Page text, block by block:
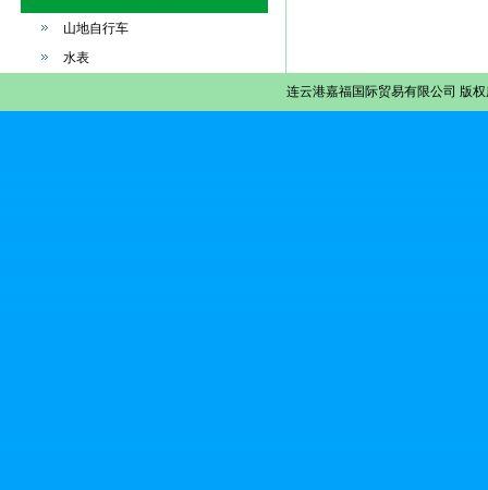
山地自行车
水表
连云港嘉福国际贸易有限公司 版